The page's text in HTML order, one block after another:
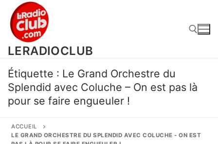
contenu
LERADIOCLUB
Étiquette : Le Grand Orchestre du
Splendid avec Coluche – On est pas là
pour se faire engueuler !
ACCUEIL
LE GRAND ORCHESTRE DU SPLENDID AVEC COLUCHE - ON EST